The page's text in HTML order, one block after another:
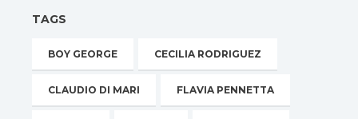
TAGS
BOY GEORGE CECILIA RODRIGUEZ
CLAUDIO DI MARI FLAVIA PENNETTA